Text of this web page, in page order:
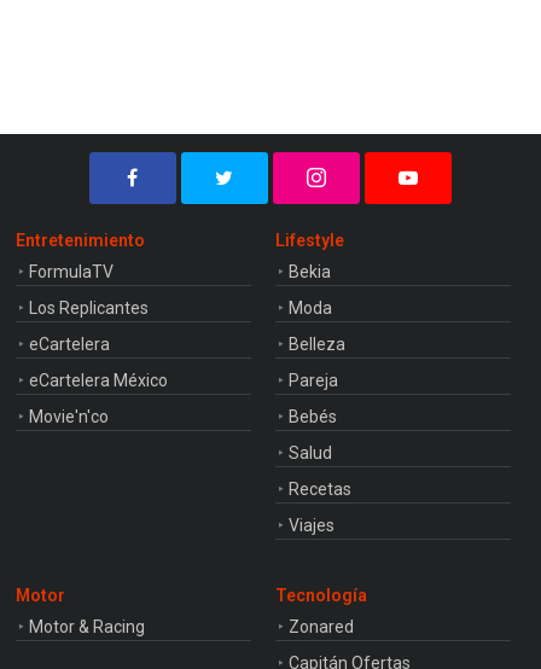
Entretenimiento
FormulaTV
Los Replicantes
eCartelera
eCartelera México
Movie'n'co
Lifestyle
Bekia
Moda
Belleza
Pareja
Bebés
Salud
Recetas
Viajes
Motor
Motor & Racing
Tecnología
Zonared
Capitán Ofertas